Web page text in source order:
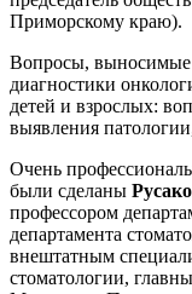
Приморскому краю).
Вопросы, выносимые
диагностики
детей и взрослых:
выявления
Очень
были сделаны
профессором
департамента
внештатным
стоматологии,